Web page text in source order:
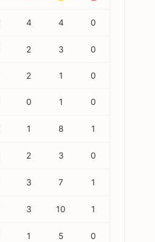
4 4 0
2 3 0
2 1 0
0 1 0
1 8 1
2 3 0
3 7 1
3 10 1
1 5 0